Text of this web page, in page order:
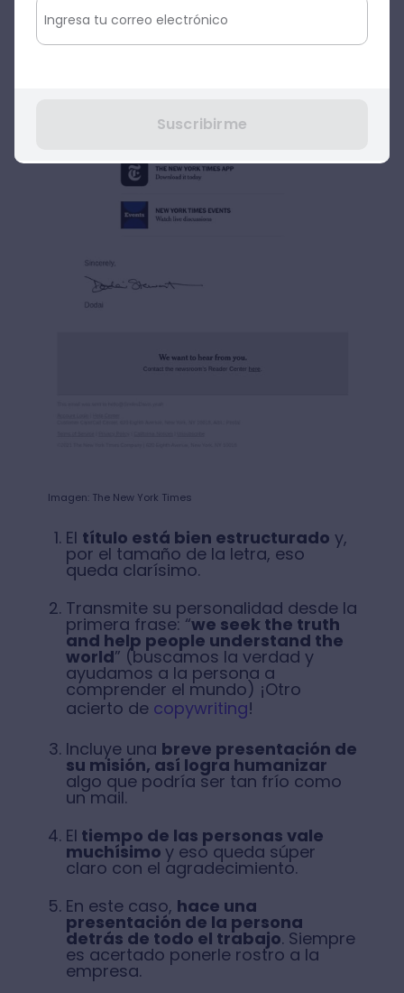
Imagen: The New York Times
El título está bien estructurado y,
por el tamaño de la letra, eso
queda clarísimo.
Transmite su personalidad desde la
primera frase: “we seek the truth
and help people understand the
world” (buscamos la verdad y
ayudamos a la persona a
comprender el mundo) ¡Otro
acierto de copywriting!
Incluye una breve presentación de
su misión, así logra humanizar
algo que podría ser tan frío como
un mail.
El tiempo de las personas vale
muchísimo y eso queda súper
claro con el agradecimiento.
En este caso, hace una
presentación de la persona
detrás de todo el trabajo. Siempre
es acertado ponerle rostro a la
empresa.
Suscribirme